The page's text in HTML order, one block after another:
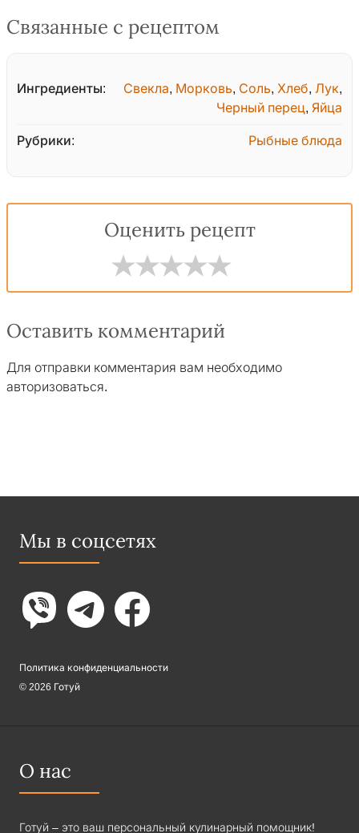
Связанные с рецептом
Ингредиенты: Свекла, Морковь, Соль, Хлеб, Лук,
Черный перец, Яйца
Рубрики: Рыбные блюда
Оценить рецепт
Оставить комментарий
Для отправки комментария вам необходимо
авторизоваться.
Мы в соцсетях
Политика конфиденциальности
© 2026 Готуй
О нас
Готуй – это ваш персональный кулинарный помощник!